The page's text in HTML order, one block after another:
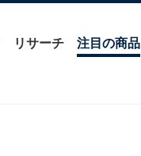
リサーチ 注目の商品